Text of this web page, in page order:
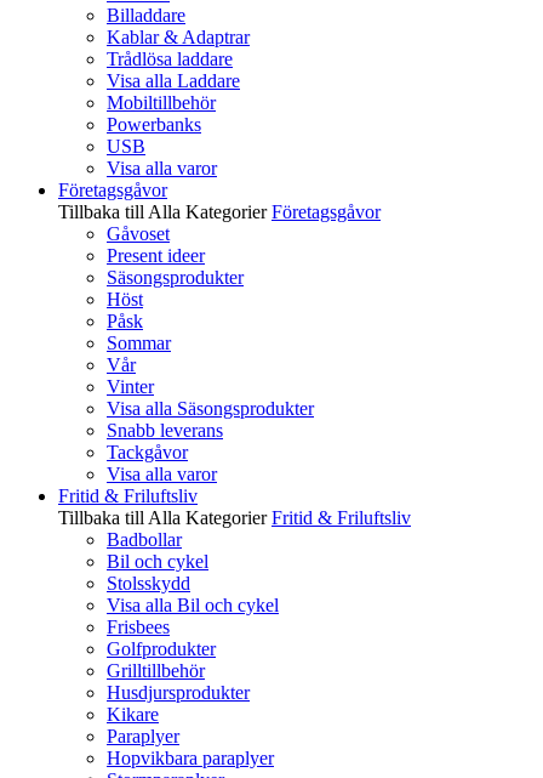
Billaddare
Kablar & Adaptrar
Trådlösa laddare
Visa alla Laddare
Mobiltillbehör
Powerbanks
USB
Visa alla varor
Företagsgåvor
Tillbaka till Alla Kategorier Företagsgåvor
Gåvoset
Present ideer
Säsongsprodukter
Höst
Påsk
Sommar
Vår
Vinter
Visa alla Säsongsprodukter
Snabb leverans
Tackgåvor
Visa alla varor
Fritid & Friluftsliv
Tillbaka till Alla Kategorier Fritid & Friluftsliv
Badbollar
Bil och cykel
Stolsskydd
Visa alla Bil och cykel
Frisbees
Golfprodukter
Grilltillbehör
Husdjursprodukter
Kikare
Paraplyer
Hopvikbara paraplyer